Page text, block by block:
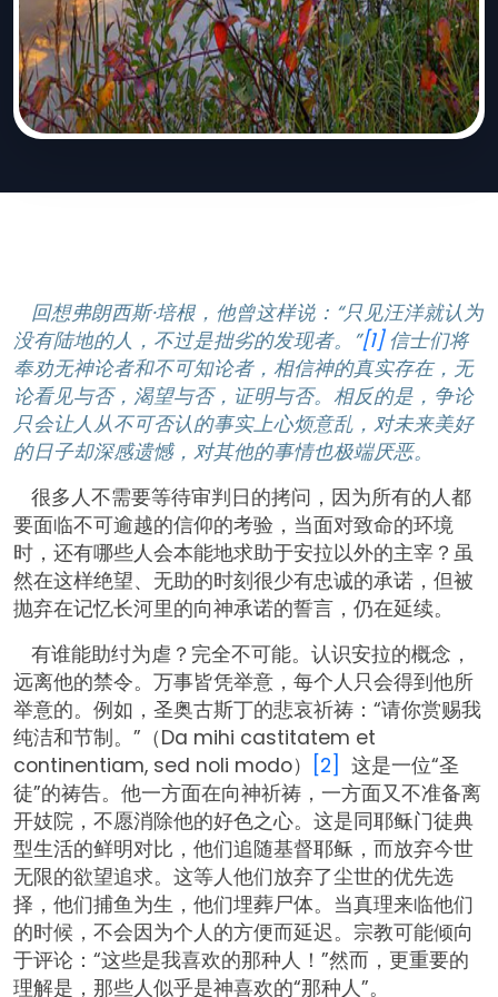
回想弗朗西斯·培根，他曾这样说：“只见汪洋就认为
没有陆地的人，不过是拙劣的发现者。”[1]信士们将
奉劝无神论者和不可知论者，相信神的真实存在，无
论看见与否，渴望与否，证明与否。相反的是，争论
只会让人从不可否认的事实上心烦意乱，对未来美好
的日子却深感遗憾，对其他的事情也极端厌恶。
很多人不需要等待审判日的拷问，因为所有的人都
要面临不可逾越的信仰的考验，当面对致命的环境
时，还有哪些人会本能地求助于安拉以外的主宰？虽
然在这样绝望、无助的时刻很少有忠诚的承诺，但被
抛弃在记忆长河里的向神承诺的誓言，仍在延续。
有谁能助纣为虐？完全不可能。认识安拉的概念，
远离他的禁令。万事皆凭举意，每个人只会得到他所
举意的。例如，圣奥古斯丁的悲哀祈祷：“请你赏赐我
纯洁和节制。”（Da mihi castitatem et
continentiam, sed noli modo）
[2]
这是一位“圣
徒”的祷告。他一方面在向神祈祷，一方面又不准备离
开妓院，不愿消除他的好色之心。这是同耶稣门徒典
型生活的鲜明对比，他们追随基督耶稣，而放弃今世
无限的欲望追求。这等人他们放弃了尘世的优先选
择，他们捕鱼为生，他们埋葬尸体。当真理来临他们
的时候，不会因为个人的方便而延迟。宗教可能倾向
于评论：“这些是我喜欢的那种人！”然而，更重要的
理解是，那些人似乎是神喜欢的“那种人”。